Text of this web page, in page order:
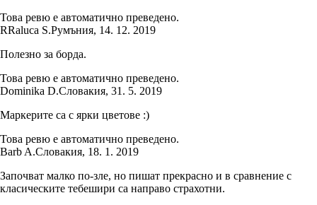
Това ревю е автоматично преведено.
RRaluca S.Румъния, 14. 12. 2019
Полезно за борда.
Това ревю е автоматично преведено.
Dominika D.Словакия, 31. 5. 2019
Маркерите са с ярки цветове :)
Това ревю е автоматично преведено.
Barb A.Словакия, 18. 1. 2019
Започват малко по-зле, но пишат прекрасно и в сравнение с
класическите тебешири са направо страхотни.